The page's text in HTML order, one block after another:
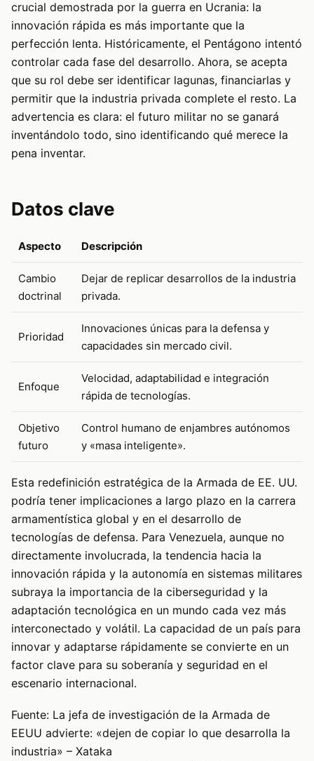
crucial demostrada por la guerra en Ucrania: la
innovación rápida es más importante que la
perfección lenta. Históricamente, el Pentágono intentó
controlar cada fase del desarrollo. Ahora, se acepta
que su rol debe ser identificar lagunas, financiarlas y
permitir que la industria privada complete el resto. La
advertencia es clara: el futuro militar no se ganará
inventándolo todo, sino identificando qué merece la
pena inventar.
Datos clave
Aspecto Descripción
Cambio
doctrinal
Dejar de replicar desarrollos de la industria
privada.
Prioridad
Innovaciones únicas para la defensa y
capacidades sin mercado civil.
Enfoque
Velocidad, adaptabilidad e integración
rápida de tecnologías.
Objetivo
futuro
Control humano de enjambres autónomos
y «masa inteligente».
Esta redefinición estratégica de la Armada de EE. UU.
podría tener implicaciones a largo plazo en la carrera
armamentística global y en el desarrollo de
tecnologías de defensa. Para Venezuela, aunque no
directamente involucrada, la tendencia hacia la
innovación rápida y la autonomía en sistemas militares
subraya la importancia de la ciberseguridad y la
adaptación tecnológica en un mundo cada vez más
interconectado y volátil. La capacidad de un país para
innovar y adaptarse rápidamente se convierte en un
factor clave para su soberanía y seguridad en el
escenario internacional.
Fuente: La jefa de investigación de la Armada de
EEUU advierte: «dejen de copiar lo que desarrolla la
industria» – Xataka